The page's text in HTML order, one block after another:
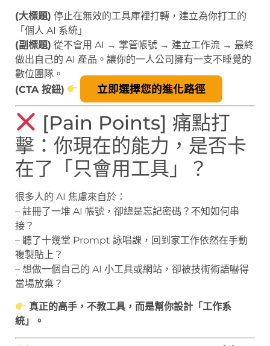
(大標題) 停止在無效的工具庫裡打轉，建立為你打工的
「個人 AI 系統」
(副標題) 從不會用 AI → 掌管帳號 → 建立工作流 → 最終
做出自己的 AI 產品。讓你的一人公司擁有一支不睡覺的
數位團隊。
(CTA 按鈕)
立即選擇您的進化路徑
[Pain Points] 痛點打
擊：你現在的能力，是否卡
在了「只會用工具」？
很多人的 AI 焦慮來自於：
– 註冊了一堆 AI 帳號，卻總是忘記密碼？不知如何串
接？
– 聽了十幾堂 Prompt 詠唱課，回到家工作依然在手動
複製貼上？
– 想做一個自己的 AI 小工具或網站，卻被技術術語嚇得
當場放棄？
真正的高手，不教工具，而是幫你設計「工作系
統」。